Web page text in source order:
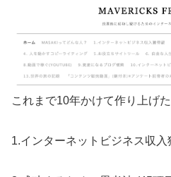
これまで10年かけて作り上げた
1.インターネットビジネス収